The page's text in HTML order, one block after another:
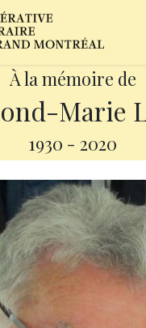
À la mémoire de
Marie
1930 - 2020